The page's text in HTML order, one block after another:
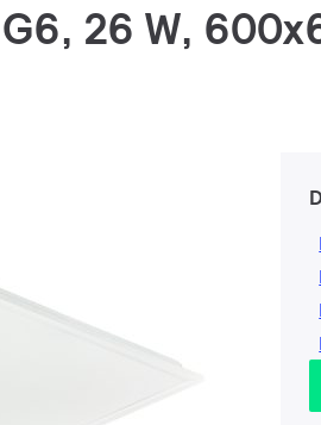
26 W,